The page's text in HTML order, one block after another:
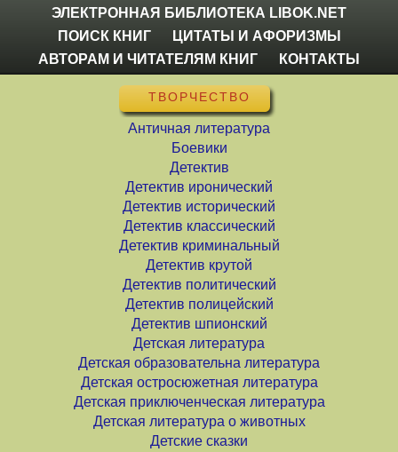
ЭЛЕКТРОННАЯ БИБЛИОТЕКА LIBOK.NET
ПОИСК КНИГ
ЦИТАТЫ И АФОРИЗМЫ
АВТОРАМ И ЧИТАТЕЛЯМ КНИГ
КОНТАКТЫ
ТВОРЧЕСТВО
Античная литература
Боевики
Детектив
Детектив иронический
Детектив исторический
Детектив классический
Детектив криминальный
Детектив крутой
Детектив политический
Детектив полицейский
Детектив шпионский
Детская литература
Детская образовательна литература
Детская остросюжетная литература
Детская приключенческая литература
Детская литература о животных
Детские сказки